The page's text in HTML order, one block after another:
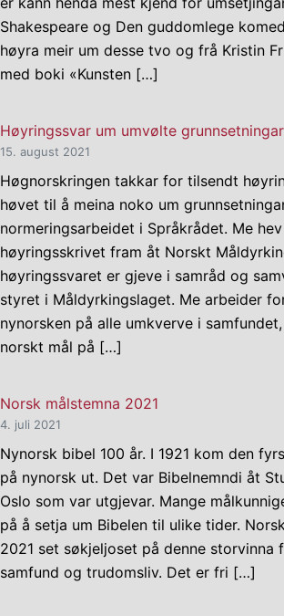
Shakespeare og Den guddomlege
høyra meir um desse tvo og frå Kristin
med boki «Kunsten […]
Høyringssvar um umvølte
15. august 2021
Høgnorskringen takkar for tilsendt
høvet til å meina noko um
normeringsarbeidet i Språkrådet. Me
høyringsskrivet fram åt Norskt
høyringssvaret er gjeve i samråd og
styret i Måldyrkingslaget. Me arbeider
nynorsken på alle umkverve i
norskt mål på […]
Norsk målstemna 2021
4. juli 2021
Nynorsk bibel 100 år. I 1921 kom den
på nynorsk ut. Det var Bibelnemndi åt
Oslo som var utgjevar. Mange
på å setja um Bibelen til ulike tider.
2021 set søkjeljoset på denne storvinna
samfund og trudomsliv. Det er fri […]